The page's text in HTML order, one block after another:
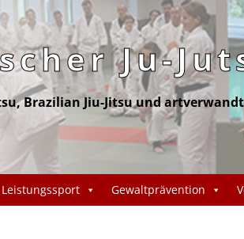
Ju-
Brazilian Jiu-Jitsu und
Leistungssport Gewaltprävention